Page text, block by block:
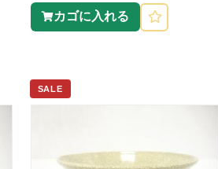
カゴに入れる
SALE